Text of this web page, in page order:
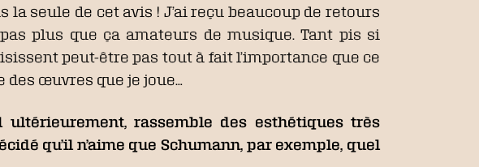
la seule de cet avis ! J’ai reçu beaucoup de retours
plus que ça amateurs de musique. Tant pis si
peut-être pas tout à fait l’importance que ce
des œuvres que je joue…
rassemble des esthétiques très
qu’il n’aime que Schumann, par exemple, quel